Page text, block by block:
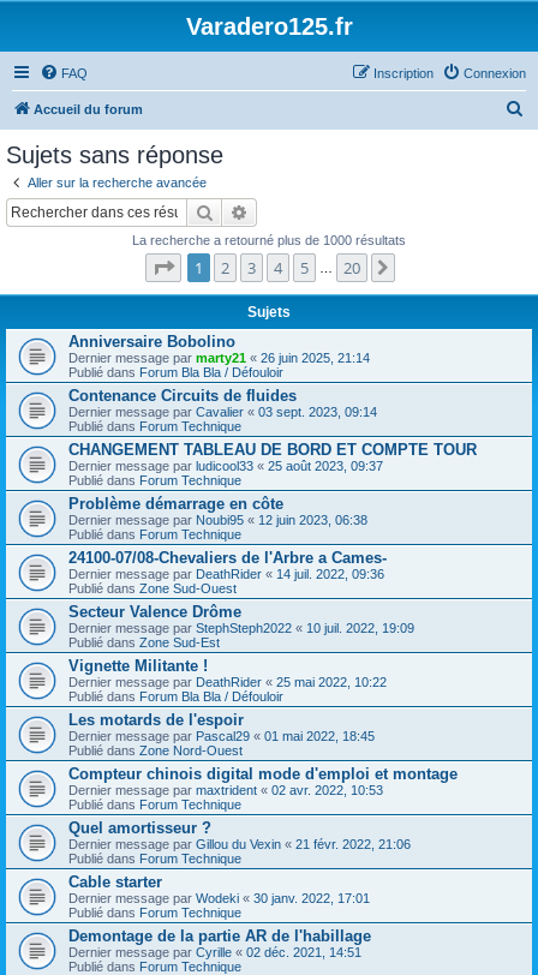
Varadero125.fr
FAQ Connexion
Inscription
Accueil du forum
Sujets sans réponse
Aller sur la recherche avancée
Rechercher
La recherche a retourné plus de 1000 résultats
Page sur20
1 2 3 4 5 20
Sujets
Anniversaire Bobolino
Dernier message par marty21 « 26 juin 2025, 21:14
Publié dans Forum Bla Bla / Défouloir
Contenance Circuits de fluides
Dernier message par Cavalier « 03 sept. 2023, 09:14
Publié dans Forum Technique
CHANGEMENT TABLEAU DE BORD ET COMPTE TOUR
Dernier message par ludicool33 « 25 août 2023, 09:37
Publié dans Forum Technique
Problème démarrage en côte
Dernier message par Noubi95 « 12 juin 2023, 06:38
Publié dans Forum Technique
24100-07/08-Chevaliers de l'Arbre a Cames-
Dernier message par DeathRider « 14 juil. 2022, 09:36
Publié dans Zone Sud-Ouest
Secteur Valence Drôme
Dernier message par StephSteph2022 « 10 juil. 2022, 19:09
Publié dans Zone Sud-Est
Vignette Militante !
Dernier message par DeathRider « 25 mai 2022, 10:22
Publié dans Forum Bla Bla / Défouloir
Les motards de l'espoir
Dernier message par Pascal29 « 01 mai 2022, 18:45
Publié dans Zone Nord-Ouest
Compteur chinois digital mode d'emploi et montage
Dernier message par maxtrident « 02 avr. 2022, 10:53
Publié dans Forum Technique
Quel amortisseur ?
Dernier message par Gillou du Vexin « 21 févr. 2022, 21:06
Publié dans Forum Technique
Cable starter
Dernier message par Wodeki « 30 janv. 2022, 17:01
Publié dans Forum Technique
Demontage de la partie AR de l'habillage
Dernier message par Cyrille « 02 déc. 2021, 14:51
Publié dans Forum Technique